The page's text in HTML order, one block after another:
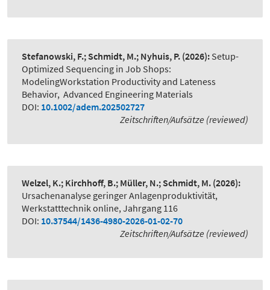
Stefanowski, F.; Schmidt, M.; Nyhuis, P. (2026): Setup-
Optimized Sequencing in Job Shops:
ModelingWorkstation Productivity and Lateness
Behavior, Advanced Engineering Materials
DOI: 10.1002/adem.202502727
Zeitschriften/Aufsätze (reviewed)
Welzel, K.; Kirchhoff, B.; Müller, N.; Schmidt, M. (2026):
Ursachenanalyse geringer Anlagenproduktivität,
Werkstatttechnik online, Jahrgang 116
DOI: 10.37544/1436-4980-2026-01-02-70
Zeitschriften/Aufsätze (reviewed)